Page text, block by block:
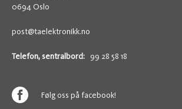
0694 Oslo
post@taelektronikk.no
Telefon, sentralbord: 99 28 58 18
Følg oss på facebook!